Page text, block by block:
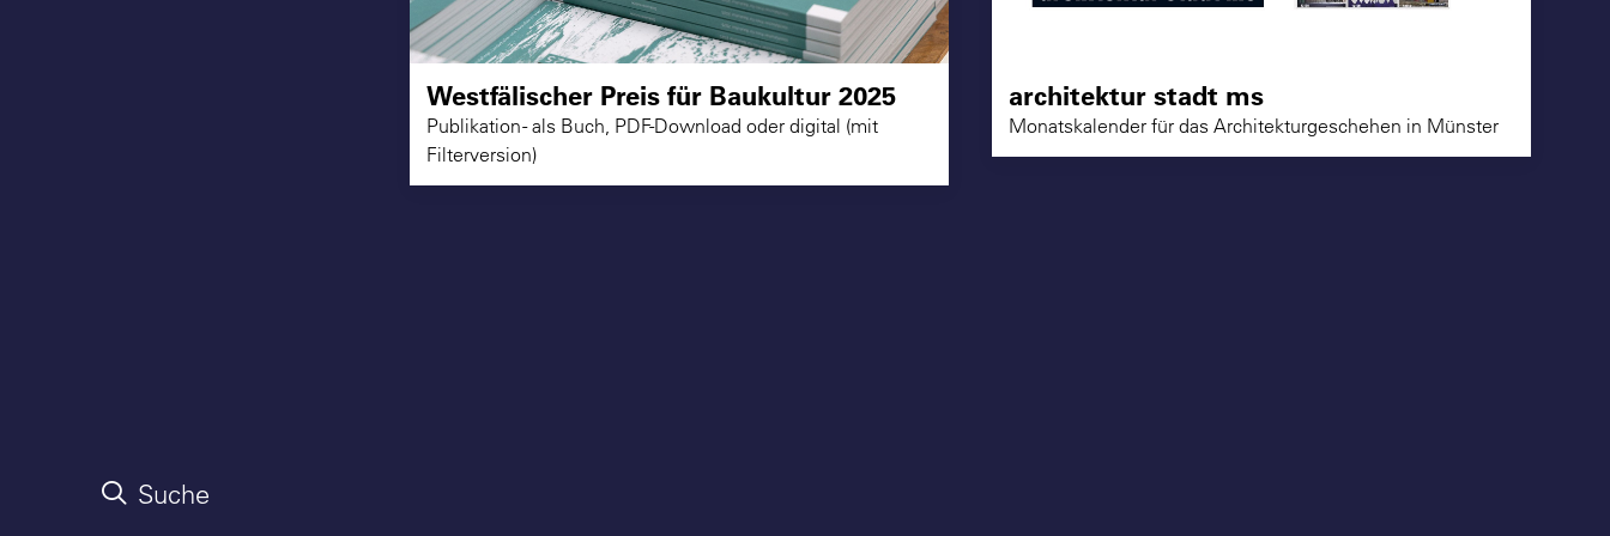
Suche
Westfälischer Preis für Baukultur 2025
Publikation - als Buch, PDF-Download oder digital (mit
Filterversion)
architektur stadt ms
Monatskalender für das Architekturgeschehen in Münster